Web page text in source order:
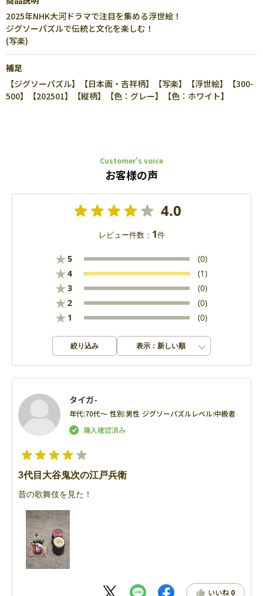
2025年NHK大河ドラマで注目を集める浮世絵！
ジグソーパズルで伝統と文化を楽しむ！
(写楽)
補足
【ジグソーパズル】【日本画・吉祥柄】【写楽】【浮世絵】【300-
500】【202501】【縦柄】【色：グレー】【色：ホワイト】
Customer’s voice
お客様の声
4.0
レビュー件数： 1件
★5 (0)
★4 (1)
★3 (0)
★2 (0)
★ 1 (0)
絞り込み 表示：新しい順
タイガ-
年代:70代～ 性別:男性 ジグソーパズルレベル:中級者
3代目大谷鬼次の江戸兵衛
昔の歌舞伎を見た！
いいね 0